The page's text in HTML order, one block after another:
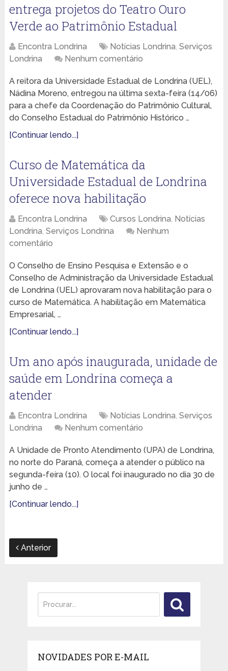
entrega projetos do Teatro Ouro
Verde ao Patrimônio Estadual
Encontra Londrina Notícias Londrina, Serviços
Londrina
Nenhum comentário
A reitora da Universidade Estadual de Londrina (UEL),
Nádina Moreno, entregou na última sexta-feira (14/06)
para a chefe da Coordenação do Patrimônio Cultural,
do Conselho Estadual do Patrimônio Histórico …
[Continuar lendo...]
Curso de Matemática da
Universidade Estadual de Londrina
oferece nova habilitação
Encontra Londrina Cursos Londrina, Notícias
Londrina, Serviços Londrina
Nenhum
comentário
O Conselho de Ensino Pesquisa e Extensão e o
Conselho de Administração da Universidade Estadual
de Londrina (UEL) aprovaram nova habilitação para o
curso de Matemática. A habilitação em Matemática
Empresarial, …
[Continuar lendo...]
Um ano após inaugurada, unidade de
saúde em Londrina começa a
atender
Encontra Londrina Notícias Londrina, Serviços
Londrina
Nenhum comentário
A Unidade de Pronto Atendimento (UPA) de Londrina,
no norte do Paraná, começa a atender o público na
segunda-feira (10). O local foi inaugurado no dia 30 de
junho de …
[Continuar lendo...]
Anterior
NOVIDADES POR E-MAIL